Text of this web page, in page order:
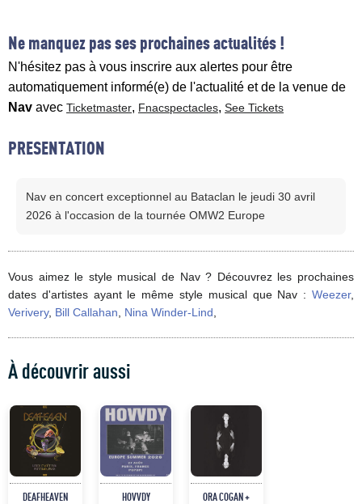
Ne manquez pas ses prochaines actualités !
N'hésitez pas à vous inscrire aux alertes pour être
automatiquement informé(e) de l'actualité et de la venue de
Nav avec Ticketmaster, Fnacspectacles, See Tickets
PRESENTATION
Nav en concert exceptionnel au Bataclan le jeudi 30 avril
2026 à l'occasion de la tournée OMW2 Europe
Vous aimez le style musical de Nav ? Découvrez les prochaines
dates d'artistes ayant le même style musical que Nav : Weezer,
Verivery, Bill Callahan Nina Winder-Lind
À découvrir aussi
DEAFHEAVEN HOVVDY
ORA COGAN +